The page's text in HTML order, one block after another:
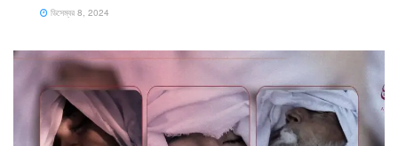
ডিসেম্বর 8, 2024